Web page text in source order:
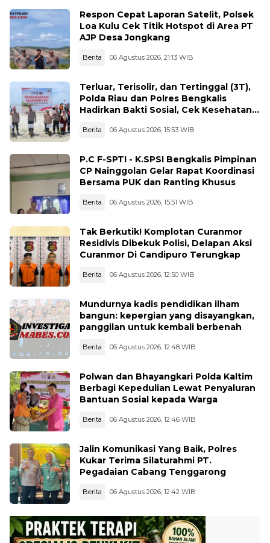
Respon Cepat Laporan Satelit, Polsek
Loa Kulu Cek Titik Hotspot di Area PT
AJP Desa Jongkang
Berita 06 Agustus 2026, 21:13 WIB
Terluar, Terisolir, dan Tertinggal (3T),
Polda Riau dan Polres Bengkalis
Hadirkan Bakti Sosial, Cek Kesehatan
Rupat
Berita 06 Agustus 2026, 15:53 WIB
P.C F-SPTI - K.SPSI Bengkalis Pimpinan
CP Nainggolan Gelar Rapat Koordinasi
Bersama PUK dan Ranting Khusus
Berita 06 Agustus 2026, 15:51 WIB
Tak Berkutik! Komplotan Curanmor
Residivis Dibekuk Polisi, Delapan Aksi
Curanmor Di Candipuro Terungkap
Berita 06 Agustus 2026, 12:50 WIB
Mundurnya kadis pendidikan ilham
bangun: kepergian yang disayangkan,
panggilan untuk kembali berbenah
Berita 06 Agustus 2026, 12:48 WIB
Polwan dan Bhayangkari Polda Kaltim
Berbagi Kepedulian Lewat Penyaluran
Bantuan Sosial kepada Warga
Berita 06 Agustus 2026, 12:46 WIB
Jalin Komunikasi Yang Baik, Polres
Kukar Terima Silaturahmi PT.
Pegadaian Cabang Tenggarong
Berita 06 Agustus 2026, 12:42 WIB